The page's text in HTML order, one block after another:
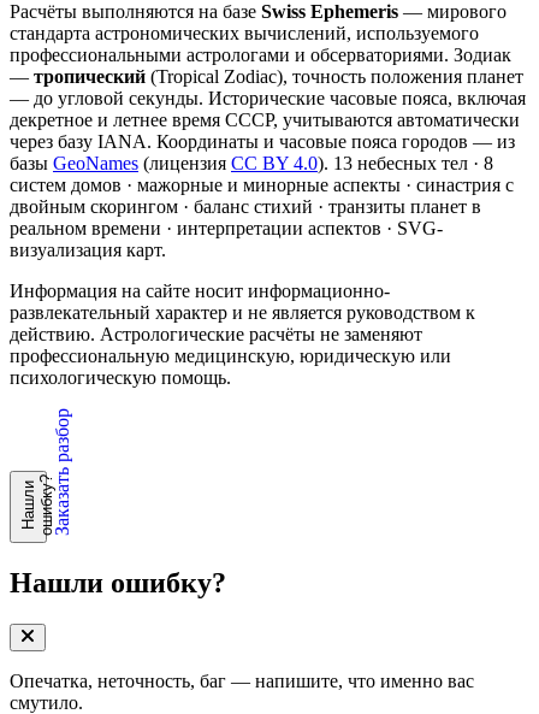
Расчёты выполняются на базе Swiss Ephemeris — мирового
стандарта астрономических вычислений, используемого
профессиональными астрологами и обсерваториями. Зодиак
— тропический (Tropical Zodiac), точность положения планет
— до угловой секунды. Исторические часовые пояса, включая
декретное и летнее время СССР, учитываются автоматически
через базу IANA. Координаты и часовые пояса городов — из
базы GeoNames (лицензия CC BY 4.0). 13 небесных тел · 8
систем домов · мажорные и минорные аспекты · синастрия с
двойным скорингом · баланс стихий · транзиты планет в
реальном времени · интерпретации аспектов · SVG-
визуализация карт.
Информация на сайте носит информационно-
развлекательный характер и не является руководством к
действию. Астрологические расчёты не заменяют
профессиональную медицинскую, юридическую или
психологическую помощь.
Н
а
ш
л
и
о
ш
и
б
к
у?Заказать разбор
Нашли ошибку?
Опечатка, неточность, баг — напишите, что именно вас
смутило.